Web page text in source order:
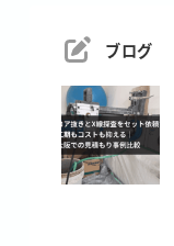
ブログ